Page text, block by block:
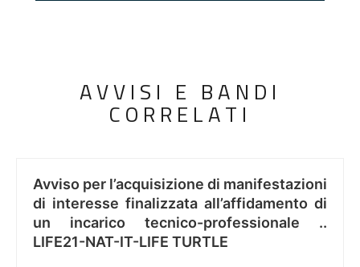
AVVISI E BANDI
CORRELATI
Avviso per l’acquisizione di manifestazioni
di interesse finalizzata all’affidamento di
un incarico tecnico-professionale ..
LIFE21-NAT-IT-LIFE TURTLE